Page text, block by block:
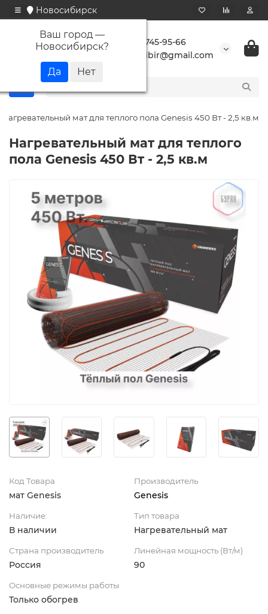
Новосибирск
Ваш город —
Новосибирск?
+7 923 745-95-66
buransibir@gmail.com
Нагревательный мат для теплого пола Genesis 450 Вт - 2,5 кв.м
Нагревательный мат для теплого
пола Genesis 450 Вт - 2,5 кв.м
Код Товара
мат Genesis
Производитель
Genesis
Наличие:
В наличии
Тип товара
Нагревательный мат
Страна производитель
Россия
Линейная мощность (Вт/м)
90
Основные режимы работы
Только обогрев